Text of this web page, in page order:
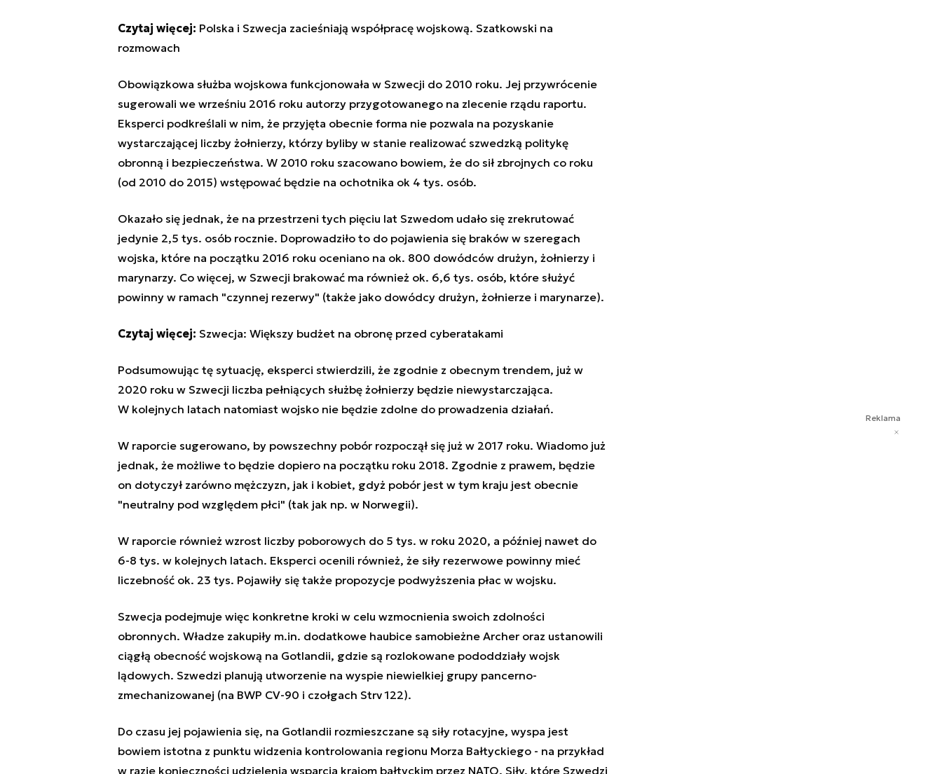
Czytaj więcej: Polska i Szwecja zacieśniają współpracę wojskową. Szatkowski na
rozmowach
Obowiązkowa służba wojskowa funkcjonowała w Szwecji do 2010 roku. Jej przywrócenie
sugerowali we wrześniu 2016 roku autorzy przygotowanego na zlecenie rządu raportu.
Eksperci podkreślali w nim, że przyjęta obecnie forma nie pozwala na pozyskanie
wystarczającej liczby żołnierzy, którzy byliby w stanie realizować szwedzką politykę
obronną i bezpieczeństwa. W 2010 roku szacowano bowiem, że do sił zbrojnych co roku
(od 2010 do 2015) wstępować będzie na ochotnika ok 4 tys. osób.
Okazało się jednak, że na przestrzeni tych pięciu lat Szwedom udało się zrekrutować
jedynie 2,5 tys. osób rocznie. Doprowadziło to do pojawienia się braków w szeregach
wojska, które na początku 2016 roku oceniano na ok. 800 dowódców drużyn, żołnierzy i
marynarzy. Co więcej, w Szwecji brakować ma również ok. 6,6 tys. osób, które służyć
powinny w ramach "czynnej rezerwy" (także jako dowódcy drużyn, żołnierze i marynarze).
Czytaj więcej: Szwecja: Większy budżet na obronę przed cyberatakami
Podsumowując tę sytuację, eksperci stwierdzili, że zgodnie z obecnym trendem, już w
2020 roku w Szwecji liczba pełniących służbę żołnierzy będzie niewystarczająca.
Wkolejnych latach natomiast wojsko nie będzie zdolne do prowadzenia działań.
W raporcie sugerowano, by powszechny pobór rozpoczął się już w 2017 roku. Wiadomo już
jednak, że możliwe to będzie dopiero na początku roku 2018. Zgodnie z prawem, będzie
on dotyczył zarówno mężczyzn, jak i kobiet, gdyż pobór jest w tym kraju jest obecnie
"neutralny pod względem płci" (tak jak np. w Norwegii).
W raporcie również wzrost liczby poborowych do 5 tys. w roku 2020, a później nawet do
6-8 tys. w kolejnych latach. Eksperci ocenili również, że siły rezerwowe powinny mieć
liczebność ok. 23 tys. Pojawiły się także propozycje podwyższenia płac w wojsku.
Szwecja podejmuje więc konkretne kroki w celu wzmocnienia swoich zdolności
obronnych. Władze zakupiły m.in. dodatkowe haubice samobieżne Archer oraz ustanowili
ciągłą obecność wojskową na Gotlandii, gdzie są rozlokowane pododdziały wojsk
lądowych. Szwedzi planują utworzenie na wyspie niewielkiej grupy pancerno-
zmechanizowanej (na BWP CV-90 i czołgach Strv 122).
Do czasu jej pojawienia się, na Gotlandii rozmieszczane są siły rotacyjne, wyspa jest
bowiem istotna z punktu widzenia kontrolowania regionu Morza Bałtyckiego - na przykład
w razie konieczności udzielenia wsparcia krajom bałtyckim przez NATO. Siły, które Szwedzi
Reklama